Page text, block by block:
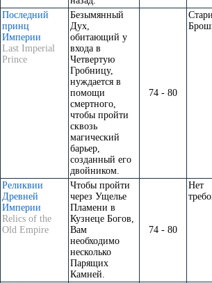
Последний
принц
Империи
Last Imperial
Prince
Безымянный
Дух,
обитающий у
входа в
Четвертую
Гробницу,
нуждается в
помощи
смертного,
чтобы пройти
сквозь
магический
барьер,
созданный его
двойником.
74 - 80
Реликвии
Древней
Империи
Relics of the
Old Empire
Чтобы пройти
через Ущелье
Пламени в
Кузнеце Богов,
Вам
необходимо
несколько
Парящих
Камней.
74 - 80
Нет